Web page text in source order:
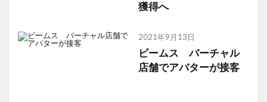
獲得へ
2021年9月13日
ビームス バーチャル
店舗でアバターが接客